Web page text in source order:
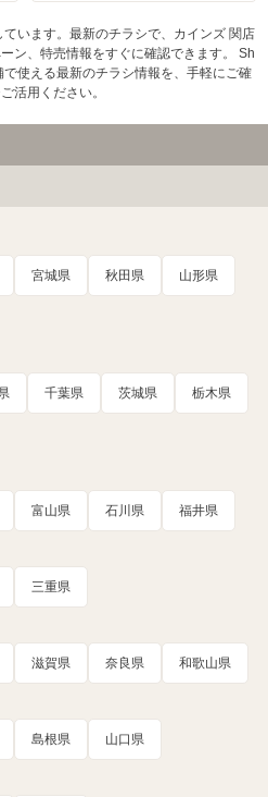
います。最新のチラシで、カインズ 関店
ン、特売情報をすぐに確認できます。 Sh
使える最新のチラシ情報を、手軽にご確
活用ください。
宮城県 秋田県 山形県
千葉県 茨城県 栃木県
富山県 石川県 福井県
三重県
滋賀県 奈良県 和歌山県
島根県 山口県